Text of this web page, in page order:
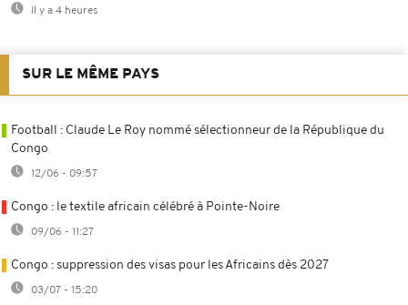
Il y a 4 heures
SUR LE MÊME PAYS
Football : Claude Le Roy nommé sélectionneur de la République du
Congo
12/06 - 09:57
Congo : le textile africain célébré à Pointe-Noire
09/06 - 11:27
Congo : suppression des visas pour les Africains dès 2027
03/07 - 15:20